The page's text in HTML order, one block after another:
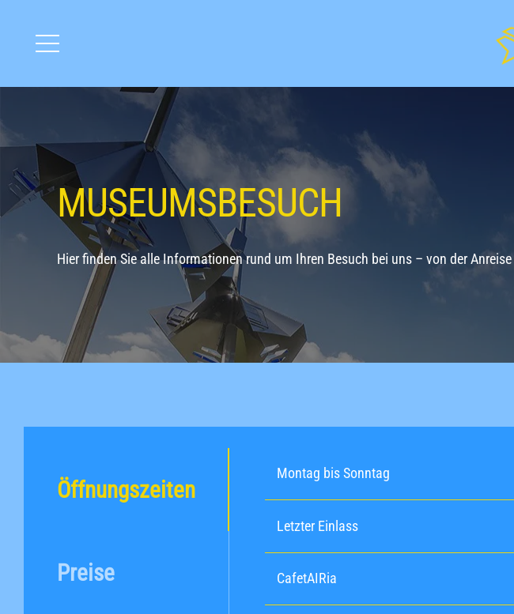
MUSEUMSBESUCH
Hier finden Sie alle Informationen rund um Ihren Besuch bei uns – von der
Öffnungszeiten
Preise
Montag bis Sonntag
Letzter Einlass
CafetAIRia